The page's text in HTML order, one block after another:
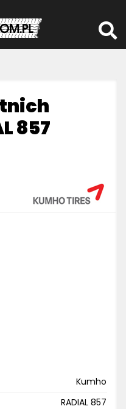
857
Kumho
RADIAL 857